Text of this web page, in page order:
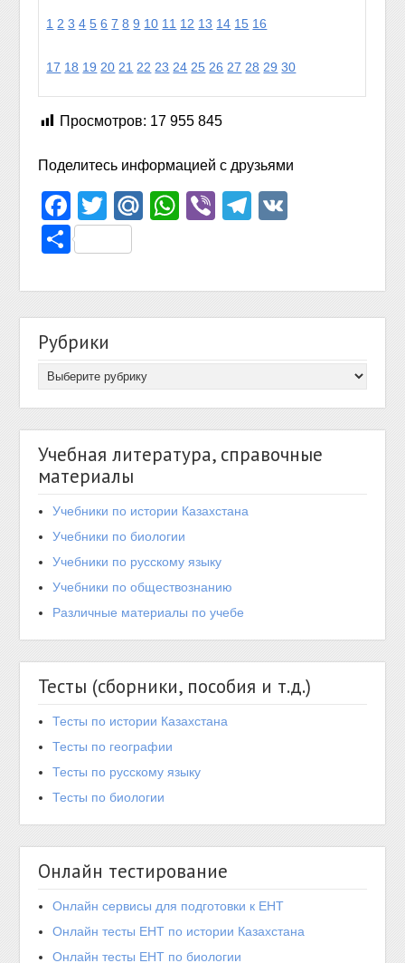
1 2 3 4 5 6 7 8 9 10 11 12 13 14 15 16
17 18 19 20 21 22 23 24 25 26 27 28 29 30
Просмотров: 17 955 845
Поделитесь информацией с друзьями
Facebook
TwitterMail.Ru
WhatsApp
ViberTelegram
Отправить
Рубрики
Учебная литература, справочные
материалы
Учебники по истории Казахстана
Учебники по биологии
Учебники по русскому языку
Учебники по обществознанию
Различные материалы по учебе
Тесты (сборники, пособия и т.д.)
Тесты по истории Казахстана
Тесты по географии
Тесты по русскому языку
Тесты по биологии
Онлайн тестирование
Онлайн сервисы для подготовки к ЕНТ
Онлайн тесты ЕНТ по истории Казахстана
Онлайн тесты ЕНТ по биологии